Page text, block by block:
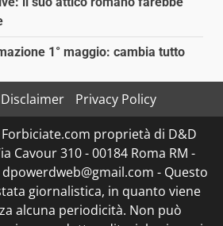
1° maggio: cambia tutto
Disclaimer
Privacy Policy
proprietà di D&D
Cavour 310 - 00184 Roma RM -
dpowerdweb@gmail.com - Questo
giornalistica, in quanto viene
alcuna periodicità. Non può